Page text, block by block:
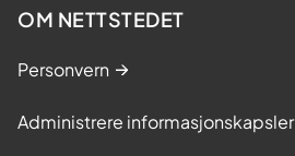
OM NETTSTEDET
Personvern
Administrere informasjonskapsler